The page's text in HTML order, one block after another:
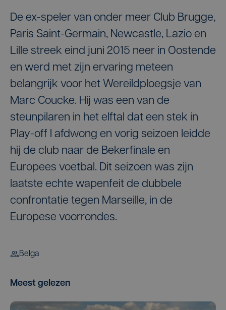
De ex-speler van onder meer Club Brugge,
Paris Saint-Germain, Newcastle, Lazio en
Lille streek eind juni 2015 neer in Oostende
en werd met zijn ervaring meteen
belangrijk voor het Wereildploegsje van
Marc Coucke. Hij was een van de
steunpilaren in het elftal dat een stek in
Play-off I afdwong en vorig seizoen leidde
hij de club naar de Bekerfinale en
Europees voetbal. Dit seizoen was zijn
laatste echte wapenfeit de dubbele
confrontatie tegen Marseille, in de
Europese voorrondes.
Belga
Meest gelezen